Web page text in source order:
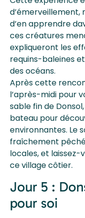
d’émerveillement,
d’en apprendre
ces créatures
expliqueront les
requins-baleines
des océans.
Après cette
l’après-midi pour
sable fin de
bateau pour
environnantes. Le
fraîchement
locales, et
ce village côtier.
Jour 5 :
pour soi